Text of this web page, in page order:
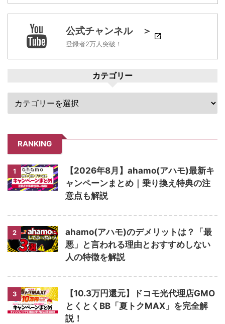
公式チャンネル ＞
登録者2万人突破！
カテゴリー
RANKING
1
【2026年8月】ahamo(アハモ)最新キ
ャンペーンまとめ｜乗り換え特典の注
意点も解説
2
ahamo(アハモ)のデメリットは？「最
悪」と言われる理由とおすすめしない
人の特徴を解説
3
【10.3万円還元】ドコモ光代理店GMO
とくとくBB「夏トクMAX」を完全解
説！